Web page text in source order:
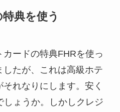
典を使う
ードの特典FHRを使っ
たが、これは高級ホテ
れなりにします。安く
しょうか。しかしクレジ